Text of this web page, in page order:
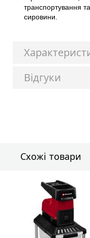
транспортування
сировини.
Відгуки
Схожі товари